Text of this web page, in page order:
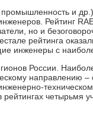
промышленность и
Рейтинг
но и
рейтинга
инженеры с
России.
направлению
четырьмя